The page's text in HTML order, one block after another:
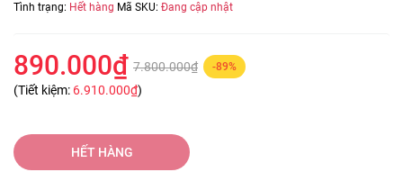
Tình trạng: Hết hàng Mã SKU: Đang cập nhật
890.000₫ 7.800.000₫ -89%
(Tiết kiệm: 6.910.000₫)
HẾT HÀNG